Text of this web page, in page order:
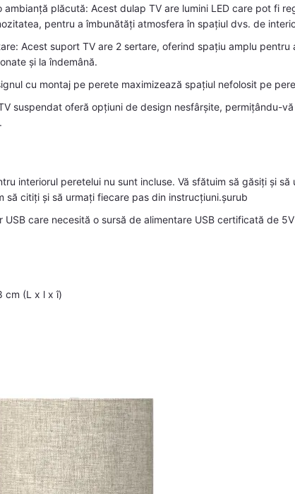
ambianță plăcută: Acest dulap TV are lumini LED care pot fi
pentru a îmbunătăți atmosfera în spațiul dvs. de
Acest suport TV are 2 sertare, oferind spațiu amplu
și la îndemână.
cu montaj pe perete maximizează spațiul nefolosit pe
suspendat oferă opțiuni de design nesfârșite, permițându-
interiorul peretelui nu sunt incluse. Vă sfătuim să găsiți și
să citiți și să urmați fiecare pas din instrucțiuni.șurub
USB care necesită o sursă de alimentare USB certificată de
cm (L x l x î)